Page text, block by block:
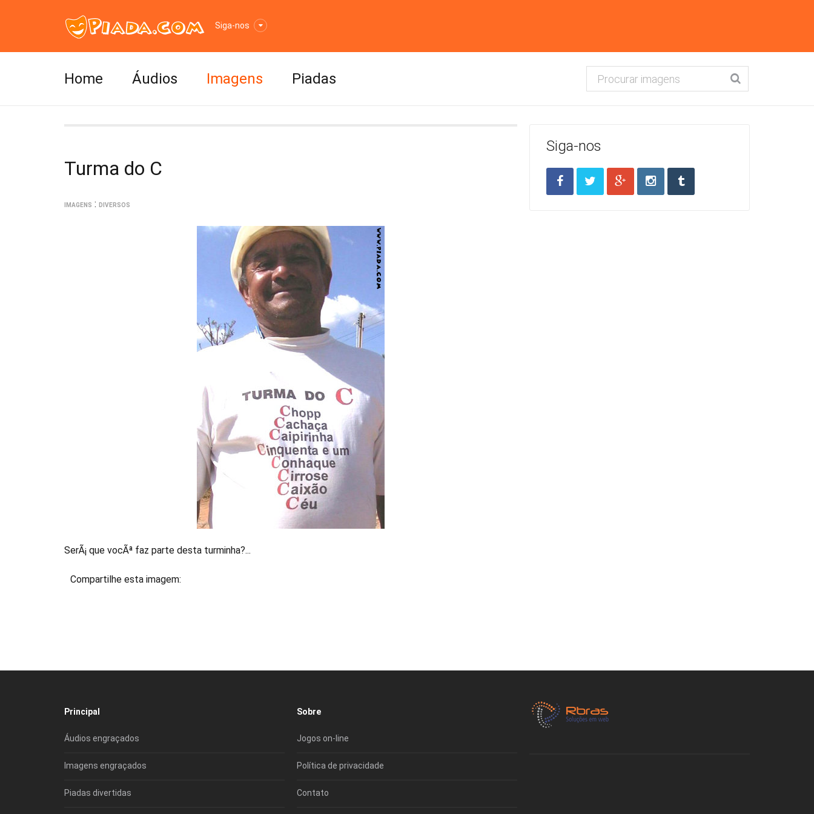
Siga-nos
Home Áudios Imagens Piadas
Turma do C
IMAGENS : DIVERSOS
SerÃ¡ que vocÃª faz parte desta turminha?...
Compartilhe esta imagem:
Siga-nos
Principal
Áudios engraçados
Imagens engraçados
Piadas divertidas
Sobre
Jogos on-line
Política de privacidade
Contato